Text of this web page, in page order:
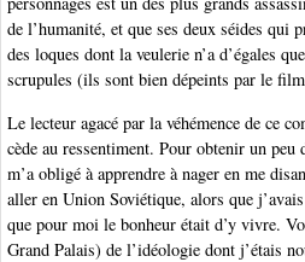
de l’humanité, et que ses deux séides qui
des loques dont la veulerie n’a d’égales
scrupules (ils sont bien dépeints par le film
Le lecteur agacé par la véhémence de ce
cède au ressentiment. Pour obtenir un peu
m’a obligé à apprendre à nager en me
aller en Union Soviétique, alors que
que pour moi le bonheur était d’y vivre.
Grand Palais) de l’idéologie dont j’étais